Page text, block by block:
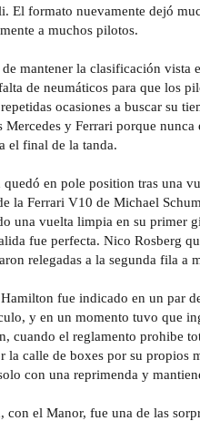
El formato nuevamente dejó
a muchos pilotos.
mantener la clasificación vista
de neumáticos para que los
ocasiones a buscar su
Mercedes y Ferrari porque nunca
el final de la tanda.
en pole position tras una
la Ferrari V10 de Michael
una vuelta limpia en su primer
fue perfecta. Nico Rosberg
relegadas a la segunda fila a
fue indicado en un par
y en un momento tuvo que
cuando el reglamento prohibe
la calle de boxes por su propios
con una reprimenda y
con el Manor, fue una de las